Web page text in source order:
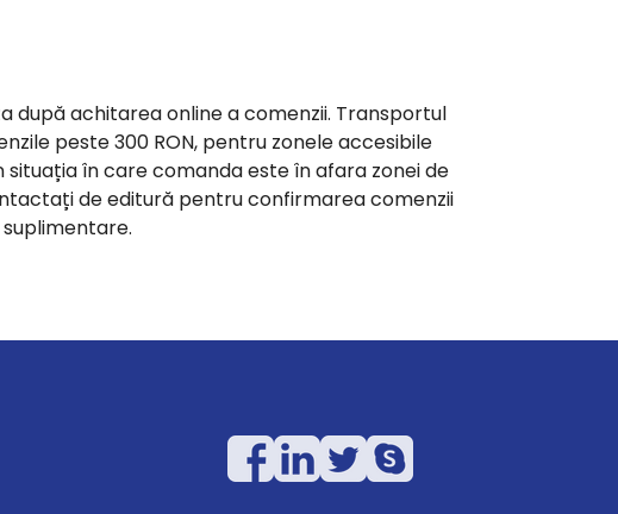
după achitarea online a comenzii. Transportul
peste 300 RON, pentru zonele accesibile
situația în care comanda este în afara zonei de
de editură pentru confirmarea comenzii